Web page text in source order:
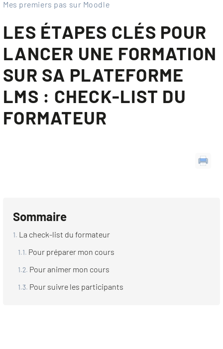
Mes premiers pas sur Moodle
LES ÉTAPES CLÉS POUR
LANCER UNE FORMATION
SUR SA PLATEFORME
LMS : CHECK-LIST DU
FORMATEUR
Sommaire
La check-list du formateur
Pour préparer mon cours
Pour animer mon cours
Pour suivre les participants